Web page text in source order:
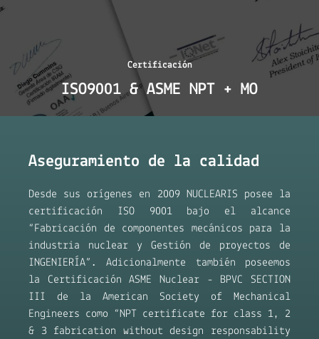
Certificación
ISO9001 & ASME NPT + MO
Aseguramiento de la calidad
Desde sus orígenes en 2009 NUCLEARIS posee la
certificación ISO 9001 bajo el alcance
“Fabricación de componentes mecánicos para la
industria nuclear y Gestión de proyectos de
INGENIERÍA”. Adicionalmente también poseemos
la Certificación ASME Nuclear - BPVC SECTION
III de la American Society of Mechanical
Engineers como “NPT certificate for class 1, 2
& 3 fabrication without design responsability